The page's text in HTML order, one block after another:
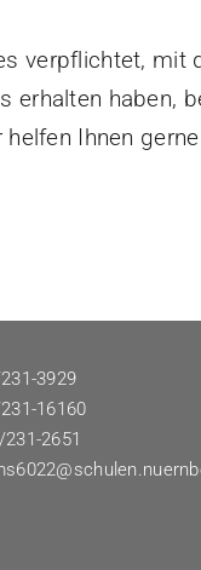
verpflichtet,
erhalten haben,
Ihnen
3929
16160
2651